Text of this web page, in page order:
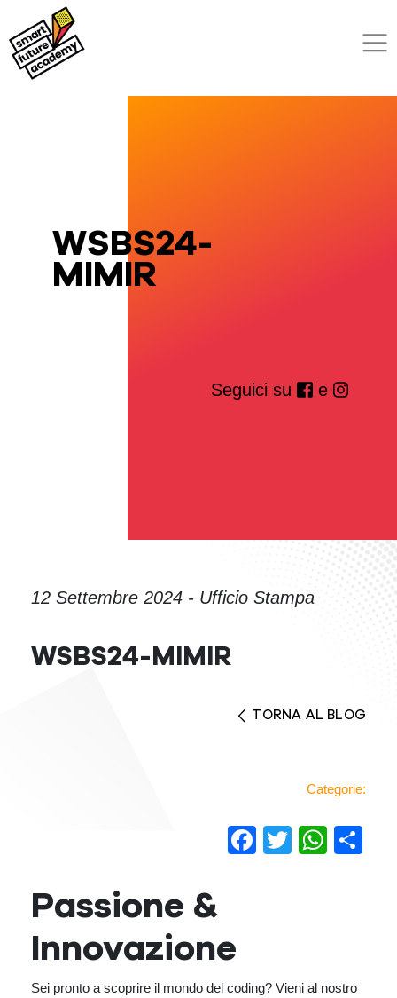
WSBS24-
MIMIR
Seguici su e
12 Settembre 2024 - Ufficio Stampa
WSBS24-MIMIR
TORNA AL BLOG
Categorie:
Facebook
Twitter
Passione &
Innovazione
Sei pronto a scoprire il mondo del coding? Vieni al nostro